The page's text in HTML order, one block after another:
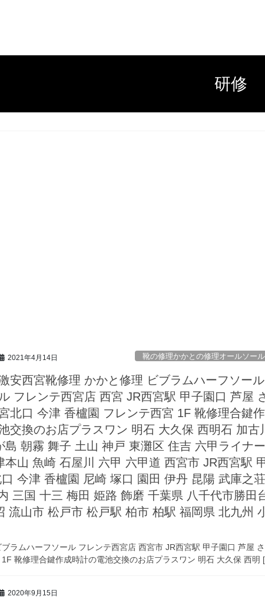
研修
2021年4月14日 靴の修理かかとの修理オールソー
安西宮靴修理 かかと修理 ビブラムハーフソー
ル フレンテ西宮店 西宮 JR西宮駅 甲子園口 芦屋
北口 今津 香櫨園 フレンテ西宮 1F 靴修理合鍵
交換のお店プラスワン 明石 大久保 西明石 加古
島 朝霧 舞子 土山 神戸 東灘区 住吉 六甲ライナ
本山 魚崎 石屋川 六甲 六甲道 西宮市 JR西宮駅
今津 香櫨園 尼崎 塚口 園田 伊丹 昆陽 武庫之
三国 十三 梅田 姫路 飾磨 千葉県 八千代市勝田
流山市 松戸市 松戸駅 柏市 柏駅 福岡県 北九州
ラムハーフソール フレンテ西宮店 西宮市 JR西宮駅 甲子園口 芦屋
靴修理合鍵作成時計の電池交換のお店プラスワン 明石 大久保 西
2020年9月15日